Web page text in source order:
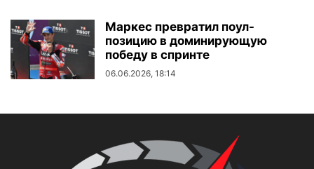
Маркес превратил поул-
позицию в доминирующую
победу в спринте
06.06.2026, 18:14